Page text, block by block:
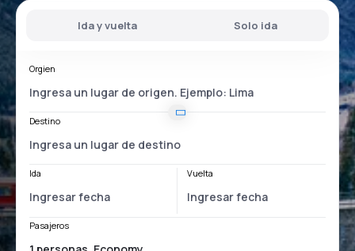
Ida y vuelta Solo ida
Orgien
Destino
Ida Vuelta
Pasajeros